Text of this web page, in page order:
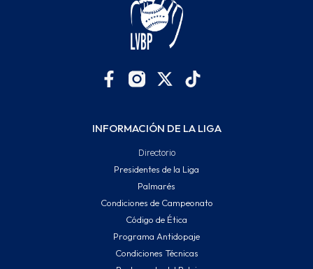
INFORMACIÓN DE LA LIGA
Directorio
Presidentes de la Liga
Palmarés
Condiciones de Campeonato
Código de Ética
Programa Antidopaje
Condiciones Técnicas